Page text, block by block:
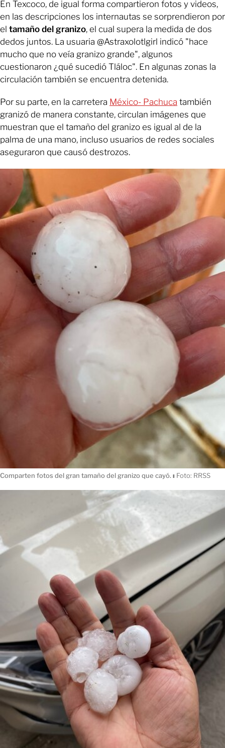
En Texcoco, de igual forma compartieron fotos y videos,
en las descripciones los internautas se sorprendieron por
el tamaño del granizo, el cual supera la medida de dos
dedos juntos. La usuaria @Astraxolotlgirl indicó "hace
mucho que no veía granizo grande", algunos
cuestionaron ¿qué sucedió Tláloc". En algunas zonas la
circulación también se encuentra detenida.
Por su parte, en la carretera México- Pachuca también
granizó de manera constante, circulan imágenes que
muestran que el tamaño del granizo es igual al de la
palma de una mano, incluso usuarios de redes sociales
aseguraron que causó destrozos.
Comparten fotos del gran tamaño del granizo que cayó. ı Foto: RRSS